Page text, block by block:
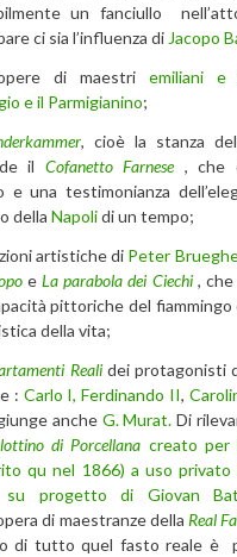
un fanciullo
ci sia l’influenza diJacopo
di maestri emiliani
e il Parmigianino;
, cioè la stanza
il Cofanetto Farnese, che
e una testimonianza
della Napolidi un tempo;
artistiche di Peter
eLa parabola dei Ciechi, che
pittoriche del fiammingo
della vita;
Realidei protagonisti
: Carlo I, Ferdinando II,
anche G. Murat. Di
di Porcellana creato per
qu nel 1866) a uso privato
su progetto di Giovan
di maestranze dellaReal
di tutto quel fasto reale è